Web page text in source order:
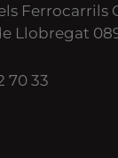
Ferrocarrils
Llobregat
70 33